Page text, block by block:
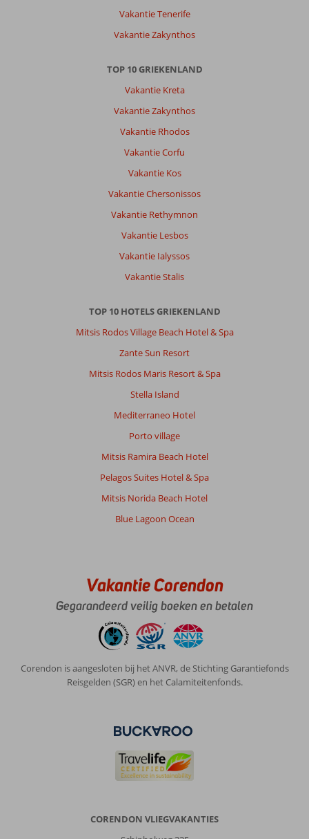
Vakantie Tenerife
Vakantie Zakynthos
TOP 10 GRIEKENLAND
Vakantie Kreta
Vakantie Zakynthos
Vakantie Rhodos
Vakantie Corfu
Vakantie Kos
Vakantie Chersonissos
Vakantie Rethymnon
Vakantie Lesbos
Vakantie Ialyssos
Vakantie Stalis
TOP 10 HOTELS GRIEKENLAND
Mitsis Rodos Village Beach Hotel & Spa
Zante Sun Resort
Mitsis Rodos Maris Resort & Spa
Stella Island
Mediterraneo Hotel
Porto village
Mitsis Ramira Beach Hotel
Pelagos Suites Hotel & Spa
Mitsis Norida Beach Hotel
Blue Lagoon Ocean
Vakantie Corendon
Gegarandeerd veilig boeken en betalen
Corendon is aangesloten bij het ANVR, de Stichting Garantiefonds
Reisgelden (SGR) en het Calamiteitenfonds.
CORENDON VLIEGVAKANTIES